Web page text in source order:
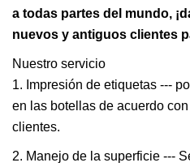
a todas partes del mundo,
nuevos y antiguos clientes
Nuestro servicio
1. Impresión de etiquetas ---
en las botellas de acuerdo
clientes.
2. Manejo de la superficie ---